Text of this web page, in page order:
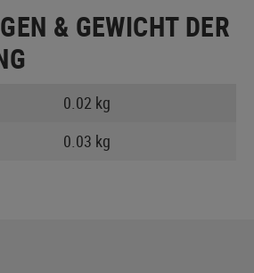
& GEWICHT DER
0.02 kg
0.03 kg